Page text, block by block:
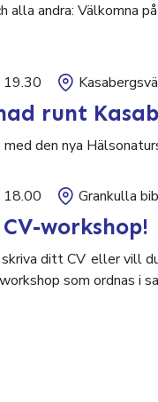
alla andra:
19.30
runt
den nya
18.00 Grankulla
workshop!
ditt CV eller vill
som ordnas i